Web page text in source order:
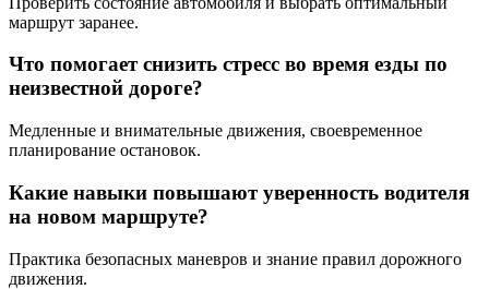
маршрут заранее.
Что помогает снизить стресс во время езды по
неизвестной дороге?
Медленные и внимательные движения, своевременное
планирование остановок.
Какие навыки повышают уверенность водителя
на новом маршруте?
Практика безопасных маневров и знание правил дорожного
движения.